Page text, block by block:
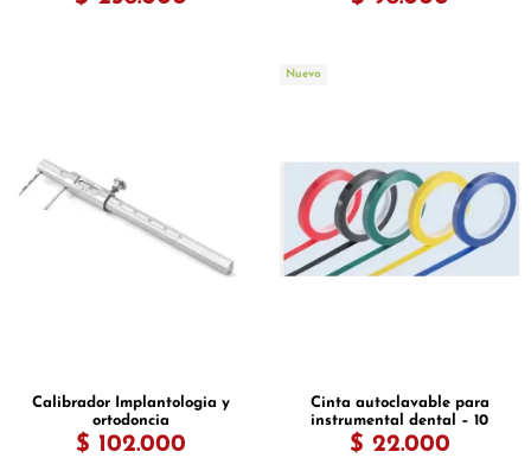
Calibrador Implantologia y
ortodoncia
$ 102.000
Nuevo
Cinta autoclavable para
instrumental dental – 10
mm x 66 m
$ 22.000